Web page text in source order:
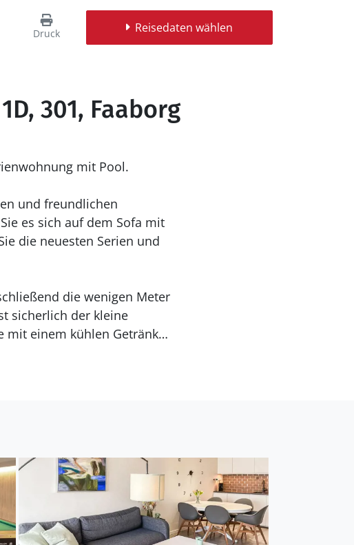
Druck Reisedaten wählen
301, Faaborg
mit Pool.
und freundlichen
es sich auf dem Sofa mit
die neuesten Serien und
die wenigen Meter
sicherlich der kleine
mit einem kühlen Getränk
Faaborg Museum und das
Inseln oder